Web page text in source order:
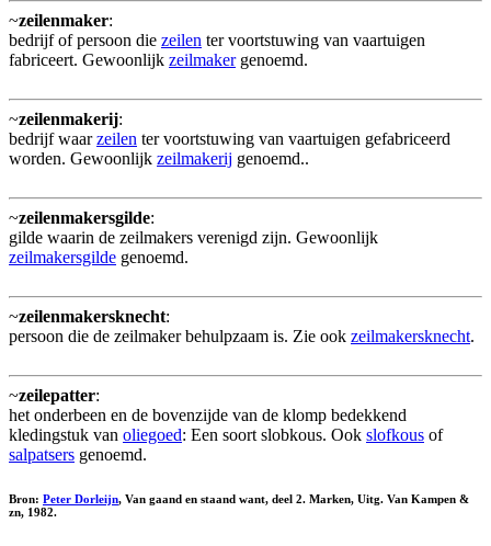
~zeilenmaker:
bedrijf of persoon die zeilen ter voortstuwing van vaartuigen
fabriceert. Gewoonlijk zeilmakergenoemd.
~zeilenmakerij:
bedrijf waarzeilen ter voortstuwing van vaartuigen gefabriceerd
worden. Gewoonlijk zeilmakerij genoemd..
~zeilenmakersgilde:
gilde waarin de zeilmakers verenigd zijn. Gewoonlijk
zeilmakersgilde genoemd.
~zeilenmakersknecht:
persoon die de zeilmaker behulpzaam is. Zie ook zeilmakersknecht.
~zeilepatter:
het onderbeen en de bovenzijde van de klomp bedekkend
kledingstuk van oliegoed: Een soort slobkous. Ook slofkous of
salpatsers genoemd.
Bron: Peter Dorleijn, Van gaand en staand want, deel 2. Marken, Uitg. Van Kampen &
zn, 1982.